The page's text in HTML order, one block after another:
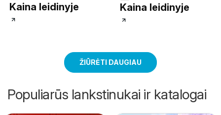
Kaina leidinyje Kaina leidinyje
ŽIŪRĖTI DAUGIAU
Populiarūs lankstinukai ir katalogai